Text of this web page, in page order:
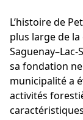
L’histoire de
plus large de
sa fondation
municipalité a
activités